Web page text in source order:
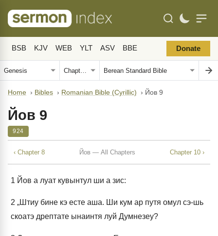
BSB KJV WEB YLT ASV BBE Donate
Home › Bibles › Romanian Bible (Cyrillic) › Йов 9
Йов 9
924
‹ Chapter 8 Йов — All Chapters Chapter 10 ›
1 Йов а луат кувынтул ши а зис:
2 „Штиу бине кэ есте аша. Ши кум ар путя омул сэ-шь
скоатэ дрептате ынаинтя луй Думнезеу?